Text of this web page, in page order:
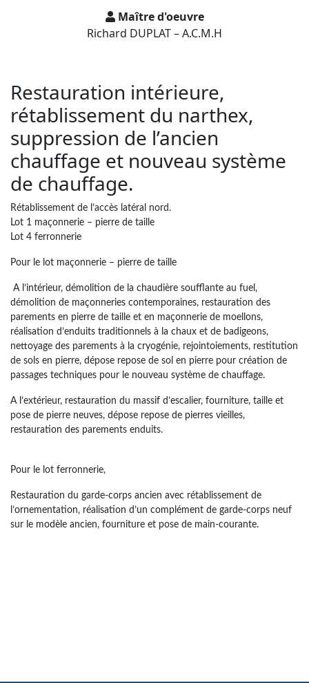
Maître d'oeuvre
Richard DUPLAT – A.C.M.H
Restauration intérieure,
rétablissement du narthex,
suppression de l’ancien
chauffage et nouveau système
de chauffage.
Rétablissement de l’accès latéral nord.
Lot 1 maçonnerie – pierre de taille
Lot 4 ferronnerie
Pour le lot maçonnerie – pierre de taille
A l’intérieur, démolition de la chaudière soufflante au fuel,
démolition de maçonneries contemporaines, restauration des
parements en pierre de taille et en maçonnerie de moellons,
réalisation d’enduits traditionnels à la chaux et de badigeons,
nettoyage des parements à la cryogénie, rejointoiements, restitution
de sols en pierre, dépose repose de sol en pierre pour création de
passages techniques pour le nouveau système de chauffage.
A l’extérieur, restauration du massif d’escalier, fourniture, taille et
pose de pierre neuves, dépose repose de pierres vieilles,
restauration des parements enduits.
Pour le lot ferronnerie,
Restauration du garde-corps ancien avec rétablissement de
l’ornementation, réalisation d’un complément de garde-corps neuf
sur le modèle ancien, fourniture et pose de main-courante.